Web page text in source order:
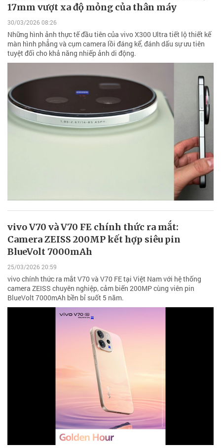
17mm vượt xa độ mỏng của thân máy
30/03/2026 08:26
Những hình ảnh thực tế đầu tiên của vivo X300 Ultra tiết lộ thiết kế
màn hình phẳng và cụm camera lồi đáng kể, đánh dấu sự ưu tiên
tuyệt đối cho khả năng nhiếp ảnh di động.
vivo V70 và V70 FE chính thức ra mắt:
Camera ZEISS 200MP kết hợp siêu pin
BlueVolt 7000mAh
25/03/2026 20:59
vivo chính thức ra mắt V70 và V70 FE tại Việt Nam với hệ thống
camera ZEISS chuyên nghiệp, cảm biến 200MP cùng viên pin
BlueVolt 7000mAh bền bỉ suốt 5 năm.